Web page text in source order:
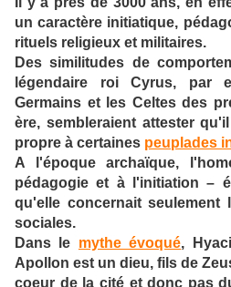
un caractère initiatique,
rituels religieux et militaires.
Des similitudes de
légendaire roi Cyrus, par
Germains et les Celtes des
ère, sembleraient attester
propre à certaines peuplades
A l'époque archaïque,
pédagogie et à l'initiation –
qu'elle concernait seulement
sociales.
Dans le mythe évoqué,
Apollon est un dieu, fils de
coeur de la cité et donc pas